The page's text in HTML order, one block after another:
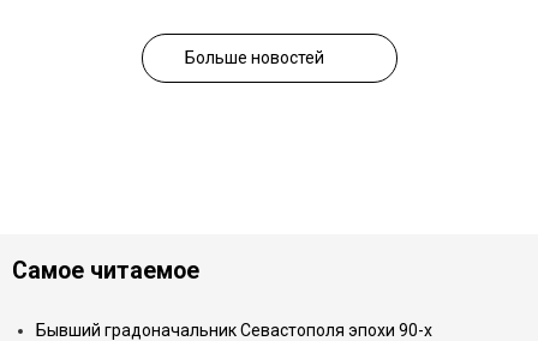
Больше новостей
Самое читаемое
Бывший градоначальник Севастополя эпохи 90-х